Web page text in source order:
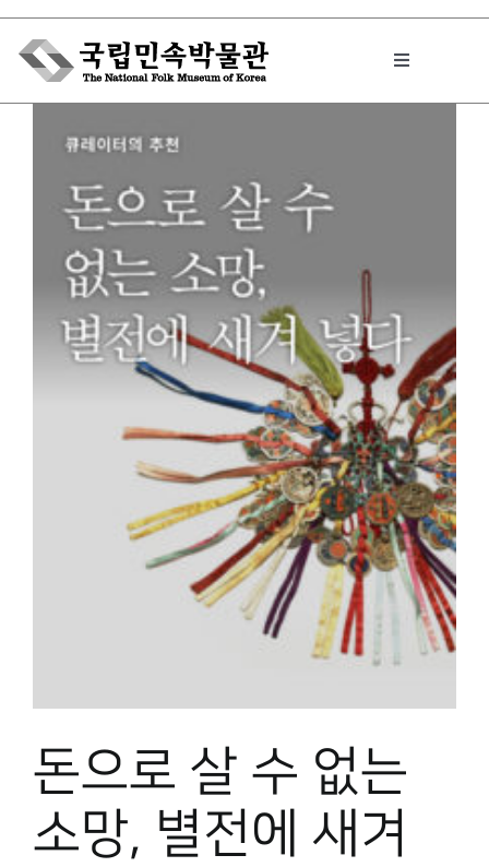
Skip
content
Toggle
박물관에서는
민속이야기
민속 인사이드
돈으로 살 수 없는
소망, 별전에 새겨